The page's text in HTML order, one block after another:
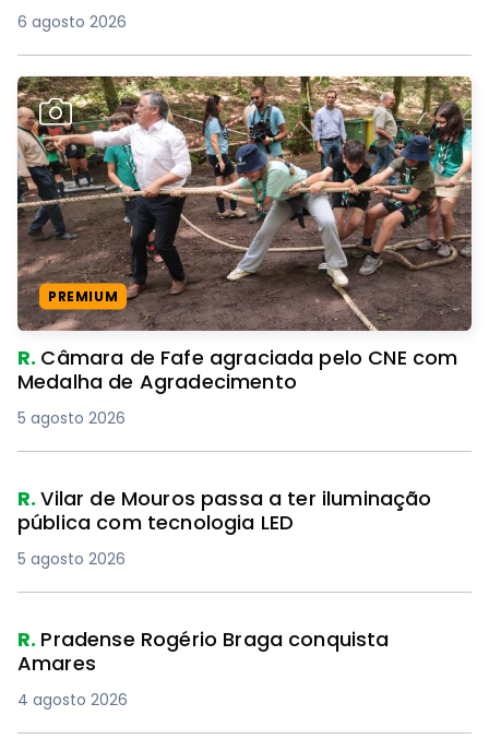
6 agosto 2026
PREMIUM
R. Câmara de Fafe agraciada pelo CNE com
Medalha de Agradecimento
5 agosto 2026
R.Vilar de Mouros passa a ter iluminação
pública com tecnologia LED
5 agosto 2026
R. Pradense Rogério Braga conquista
Amares
4 agosto 2026